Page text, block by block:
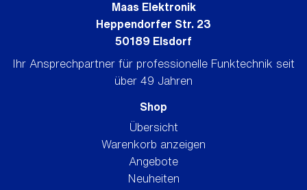
Shop
Übersicht
Warenkorb anzeigen
Angebote
Neuheiten
Maas Elektronik
Heppendorfer Str. 23
50189 Elsdorf
Ihr Ansprechpartner für professionelle Funktechnik seit
über 49 Jahren